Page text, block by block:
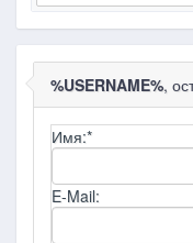
%USERNAME%,
Имя:*
E-Mail: